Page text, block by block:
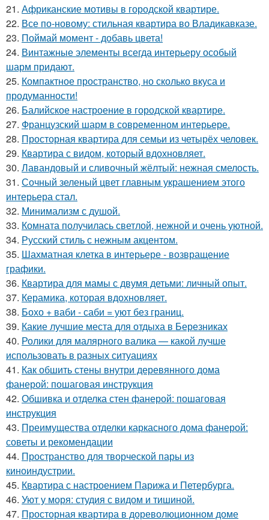
21. Африканские мотивы в городской квартире.
22. Все по-новому: стильная квартира во Владикавказе.
23. Поймай момент - добавь цвета!
24. Винтажные элементы всегда интерьеру особый
шарм придают.
25. Компактное пространство, но сколько вкуса и
продуманности!
26. Балийское настроение в городской квартире.
27. Французский шарм в современном интерьере.
28. Просторная квартира для семьи из четырёх человек.
29. Квартира с видом, который вдохновляет.
30. Лавандовый и сливочный жёлтый: нежная смелость.
31. Сочный зеленый цвет главным украшением этого
интерьера стал.
32. Минимализм с душой.
33. Комната получилась светлой, нежной и очень уютной.
34. Русский стиль с нежным акцентом.
35. Шахматная клетка в интерьере - возвращение
графики.
36. Квартира для мамы с двумя детьми: личный опыт.
37. Керамика, которая вдохновляет.
38. Бохо + ваби - саби = уют без границ.
39. Какие лучшие места для отдыха в Березниках
40. Ролики для малярного валика — какой лучше
использовать в разных ситуациях
41. Как обшить стены внутри деревянного дома
фанерой: пошаговая инструкция
42. Обшивка и отделка стен фанерой: пошаговая
инструкция
43. Преимущества отделки каркасного дома фанерой:
советы и рекомендации
44. Пространство для творческой пары из
киноиндустрии.
45. Квартира с настроением Парижа и Петербурга.
46. Уют у моря: студия с видом и тишиной.
47. Просторная квартира в дореволюционном доме